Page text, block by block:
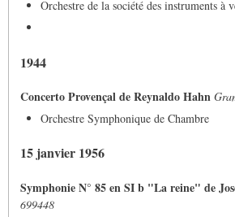
Orchestre de la société des instruments à
1944
Concerto Provençal de Reynaldo Hahn
Orchestre Symphonique de Chambre
15 janvier 1956
Symphonie N° 85 en SI b "La reine" de
699448